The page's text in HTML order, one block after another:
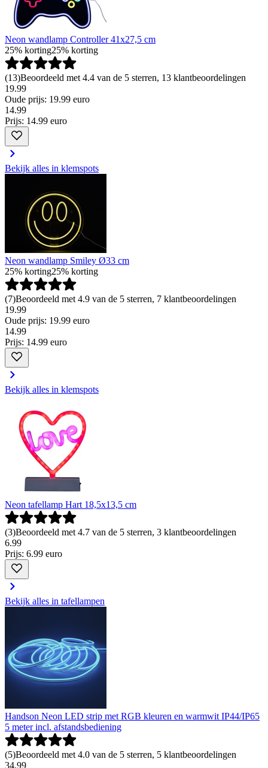
Neon wandlamp Controller 41x27,5 cm
25% korting25% korting
(13)Beoordeeld met 4.4 van de 5 sterren, 13 klantbeoordelingen
19.99
Oude prijs: 19.99 euro
14.99
Prijs: 14.99 euro
Bekijk alles in klemspots
Neon wandlamp Smiley Ø33 cm
25% korting25% korting
(7)Beoordeeld met 4.9 van de 5 sterren, 7 klantbeoordelingen
19.99
Oude prijs: 19.99 euro
14.99
Prijs: 14.99 euro
Bekijk alles in klemspots
Neon tafellamp Hart 18,5x13,5 cm
(3)Beoordeeld met 4.7 van de 5 sterren, 3 klantbeoordelingen
6.99
Prijs: 6.99 euro
Bekijk alles in tafellampen
Handson Neon LED strip met RGB kleuren en warmwit IP44/IP65
5 meter incl. afstandsbediening
(5)Beoordeeld met 4.0 van de 5 sterren, 5 klantbeoordelingen
34.99